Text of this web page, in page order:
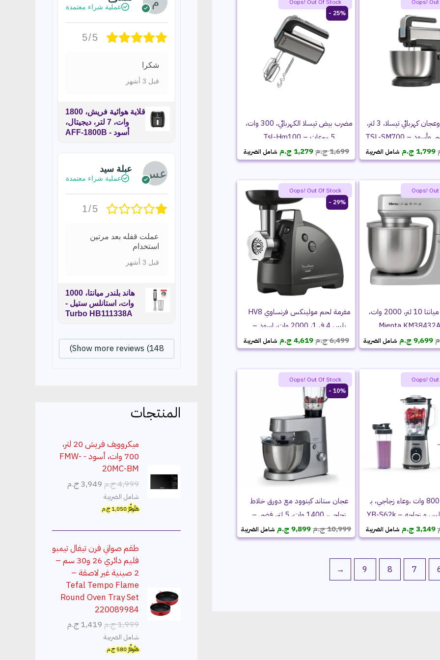
مضرب بيض وعجان كهربائي تيسلا، 3 لتر،
السعر
الأصلي
2,299 ج.م.
1,799 ج.م السعر
الحالي
1,799 ج.م.
شامل الضريبة
Oops!
25% -
مضرب بيض تيسلا الكهربائي، 300 وات،
5 سرعات – Tsl-Hm100
1,699ج.مالسعر
الأصلي
1,699 ج.م.
1,279 ج.م السعر
الحالي
1,279 ج.م.
شامل الضريبة
Oops! Out Of Stock
عجان ستاند ميانتا 10 لتر، 2000 وات،
السعر
الأصلي
10,299 ج.م.
9,699 ج.م السعر
الحالي
9,699 ج.م.
شامل الضريبة
Oops!
29% -
مفرمة لحم مولينكس فرنساوي HV8
بلس 4 في 1، 2000 وات، اسود –
ME682832
6,499ج.مالسعر
الأصلي
6,499 ج.م.
4,619 ج.م السعر
الحالي
4,619 ج.م.
شامل الضريبة
Oops! Out Of Stock
خلاط تانك، 800 وات ،وعاء زجاجي، بـ
مطحنه استانلس و زجاجه – YB-S62k
GR
السعر
الأصلي
3,999 ج.م.
3,149 ج.م السعر
الحالي
3,149 ج.م.
شامل الضريبة
Oops!
10% -
عجان ستاند كينوود مع دورق خلاط
زجاجي، 1400 وات، 5 لتر، فضي –
KHH01.120SI 10,999ج.مالسعر
الأصلي
9,899 ج.مالسعر
الحالي
شامل الضريبة
Oops! Out Of Stock
7
8
9
←
عملية شراء معتمدة
5/5
شكرا
قبل 3 أشهر
قلاية هوائية فريش، 1800
وات، 7 لتر، ديجيتال،
أسود - AFF-1800B
عبلة سيد
عملية شراء معتمدة
1/5
عملت قفله بعد مرتين
استخدام
قبل 3 أشهر
هاند بلندر ميانتا، 1000
وات، استانلس ستيل -
Turbo HB111338A
Show more reviews (148)
المنتجات
ميكروويف فريش 20 لتر،
700 وات، أسود - FMW-
20MC-BM
4,999ج.م ا
س
ر
ص
ل
ي
و
3,949 ج.م
ر
ا
ل
ح
ا
ل
شامل الضريبة
هَتُوفِّرُ1,050ج.م
طقم صواني فرن تيفال تيمبو
فليم دائري 26 و30 سم –
2 صينية غير لاصقة –
Tefal Tempo Flame
Round Oven Tray Set
220089984
1,999ج.م ا1,419 ج.م
شامل الضريبة
هَتُوفِّرُ580ج.م